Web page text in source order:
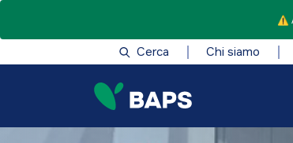
⚠️
Cerca Chi siamo